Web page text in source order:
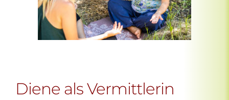
Diene als Vermittlerin